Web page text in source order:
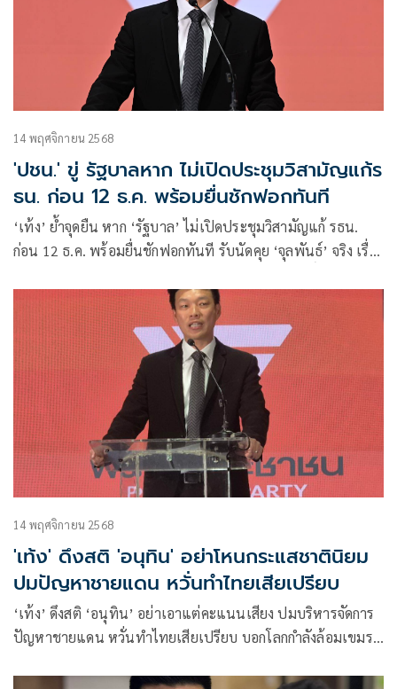
14 พฤศจิกายน 2568
'ปชน.' ขู่ รัฐบาลหาก ไม่เปิดประชุมวิสามัญแก้ร
ธน. ก่อน 12 ธ.ค. พร้อมยื่นชักฟอกทันที
‘เท้ง’ ย้ำจุดยืน หาก ‘รัฐบาล’ ไม่เปิดประชุมวิสามัญแก้ รธน.
ก่อน 12 ธ.ค. พร้อมยื่นชักฟอกทันที รับนัดคุย ‘จุลพันธ์’ จริง เรื่อง
เรื่อง ‘รัฐมนตรีสีเทา’ เป็นรายคน ปชน. พร้อมร่วมโหวต แต่หาก
หวังผลการเมือง-เปลี่ยนตัว นายกฯ ต้องพิจารณาอีกที
14 พฤศจิกายน 2568
'เท้ง' ดึงสติ 'อนุทิน' อย่าโหนกระแสชาตินิยม
ปมปัญหาชายแดน หวั่นทำไทยเสียเปรียบ
‘เท้ง’ ดึงสติ ‘อนุทิน’ อย่าเอาแต่คะแนนเสียง ปมบริหารจัดการ
ปัญหาชายแดน หวั่นทำไทยเสียเปรียบ บอกโลกกำลังล้อมเขมร